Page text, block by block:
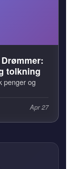
tolkning
penger og
Apr 27